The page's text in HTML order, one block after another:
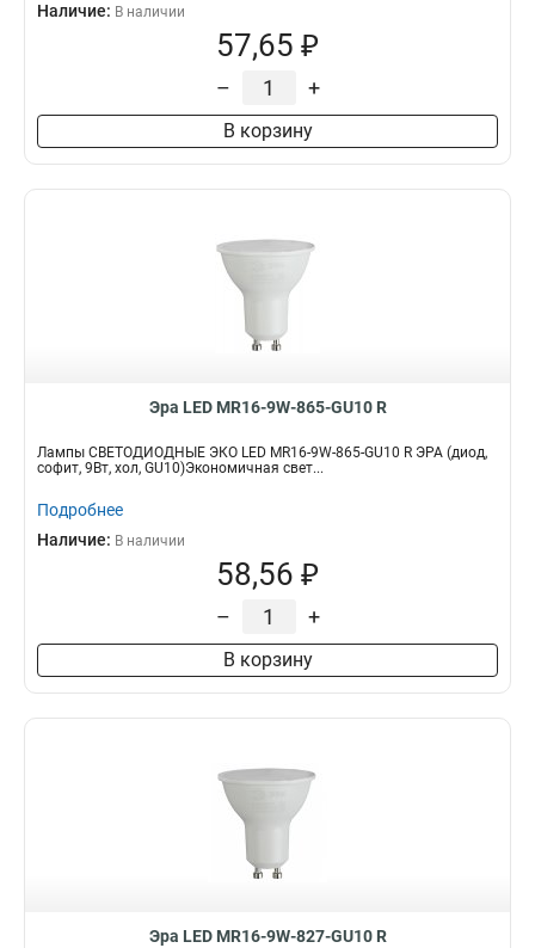
Наличие: В наличии
57,65 ₽
– +
В корзину
Эра LED MR16-9W-865-GU10 R
Лампы СВЕТОДИОДНЫЕ ЭКО LED MR16-9W-865-GU10 R ЭРА (диод,
софит, 9Вт, хол, GU10)Экономичная свет...
Подробнее
Наличие: В наличии
58,56 ₽
– +
В корзину
Эра LED MR16-9W-827-GU10 R